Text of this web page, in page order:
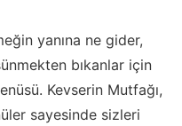
yanına ne gider,
bıkanlar için
Kevserin Mutfağı,
sayesinde sizleri